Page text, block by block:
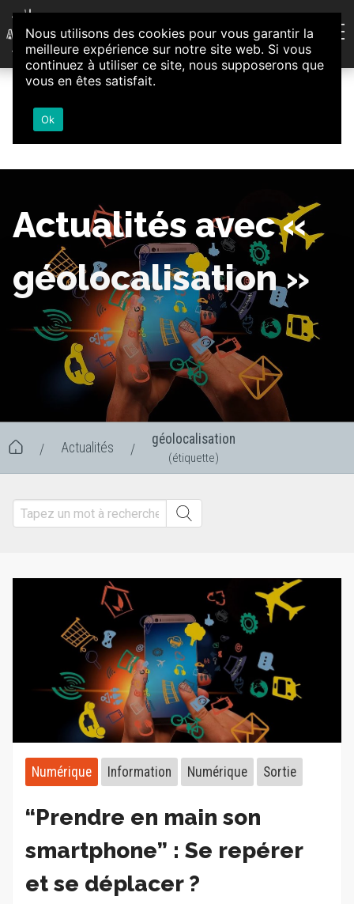
Aller au contenu
Association d'Animation et d'Initiatives Citoyennes
Loire-Authion
Actualités avec «
géolocalisation »
/ Actualités /
géolocalisation
(étiquette)
Numérique Information Numérique Sortie
“Prendre en main son
smartphone” : Se repérer
et se déplacer ?
Nous utilisons des cookies pour vous garantir la
meilleure expérience sur notre site web. Si vous
continuez à utiliser ce site, nous supposerons que
vous en êtes satisfait.
Ok